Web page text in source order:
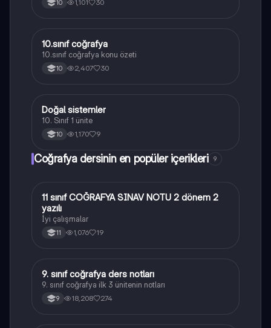
10 1,101 30
Coğrafya
10.sınıf coğrafya
10.sınıf coğrafya konu özeti
10 2,407 30
Coğrafya
Doğal sistemler
10. Sınıf 1 ünite
10 1,170 9
Coğrafya dersinin en popüler içerikleri 9
Coğrafya
11 sınıf COĞRAFYA SINAV NOTU 2 dönem 2
yazılı
İyi çalışmalar
11 1,076 19
Coğrafya
9. sınıf coğrafya ders notları
9. sınıf coğrafya ilk 3 ünitenin notları
9 18,208 274